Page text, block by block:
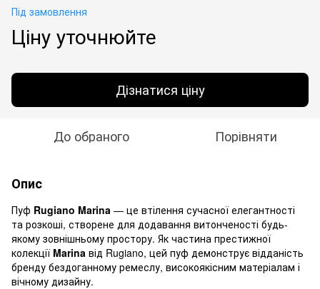
Під замовлення
Ціну уточнюйте
Дізнатися ціну
До обраного Порівняти
Опис
Пуф Rugiano Marina — це втілення сучасної елегантності
та розкоші, створене для додавання витонченості будь-
якому зовнішньому простору. Як частина престижної
колекції Marina від Rugiano, цей пуф демонструє відданість
бренду бездоганному ремеслу, високоякісним матеріалам і
вічному дизайну.